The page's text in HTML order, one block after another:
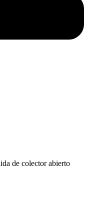
de colector abierto